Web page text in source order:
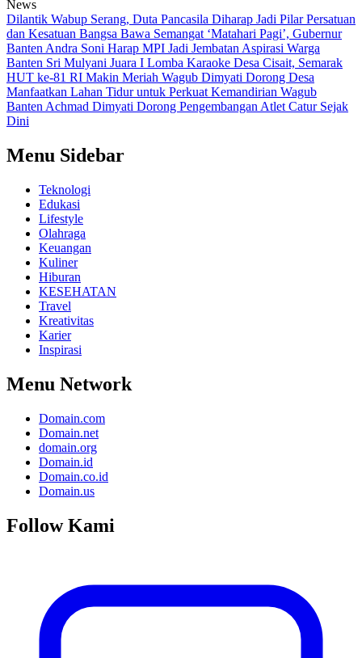
News
Dilantik Wabup Serang, Duta Pancasila Diharap Jadi Pilar Persatuan
dan Kesatuan Bangsa Bawa Semangat ‘Matahari Pagi’, Gubernur
Banten Andra Soni Harap MPI Jadi Jembatan Aspirasi Warga
Banten Sri Mulyani Juara I Lomba Karaoke Desa Cisait, Semarak
HUT ke-81 RI Makin Meriah Wagub Dimyati Dorong Desa
Manfaatkan Lahan Tidur untuk Perkuat Kemandirian Wagub
Banten Achmad Dimyati Dorong Pengembangan Atlet Catur Sejak
Dini
Menu Sidebar
Teknologi
Edukasi
Lifestyle
Olahraga
Keuangan
Kuliner
Hiburan
KESEHATAN
Travel
Kreativitas
Karier
Inspirasi
Menu Network
Domain.com
Domain.net
domain.org
Domain.id
Domain.co.id
Domain.us
Follow Kami